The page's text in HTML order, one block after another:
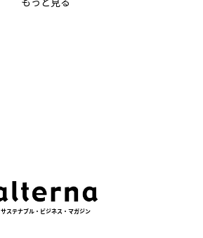
サステナブル・ビジネス・マガジン